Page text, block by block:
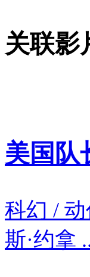
关联影
美国队
科幻 /
斯·约拿